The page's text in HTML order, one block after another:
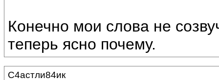
Конечно мои слова не
теперь ясно почему.
С4астли84ик